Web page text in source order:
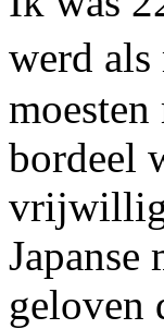
werd
bordeel
geloven